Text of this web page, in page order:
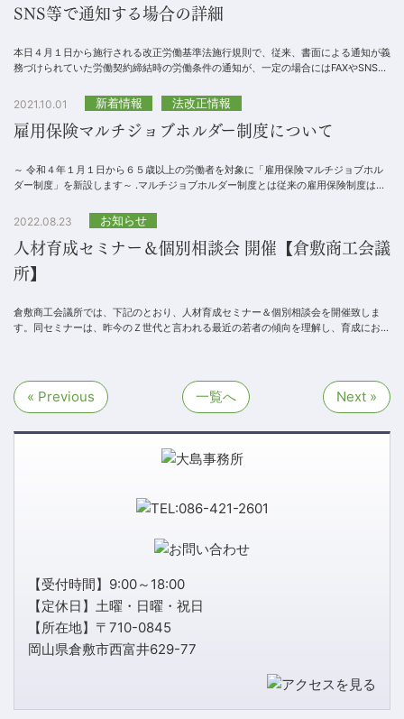
SNS等で通知する場合の詳細
本日４月１日から施行される改正労働基準法施行規則で、従来、書面による通知が義
務づけられていた労働契約締結時の労働条件の通知が、一定の場合にはFAXやSNS等
2021.10.01 新着情報 法改正情報
雇用保険マルチジョブホルダー制度について
～ 令和４年１月１日から６５歳以上の労働者を対象に「雇用保険マルチジョブホル
ダー制度」を新設します～ .マルチジョブホルダー制度とは従来の雇用保険制度は、
2022.08.23 お知らせ
人材育成セミナー＆個別相談会 開催【倉敷商工会議
所】
倉敷商工会議所では、下記のとおり、人材育成セミナー＆個別相談会を開催致しま
す。同セミナーは、昨今のＺ世代と言われる最近の若者の傾向を理解し、育成におけ
« Previous 一覧へ Next »
【受付時間】9:00～18:00
【定休日】土曜・日曜・祝日
【所在地】〒710-0845
岡山県倉敷市西富井629-77